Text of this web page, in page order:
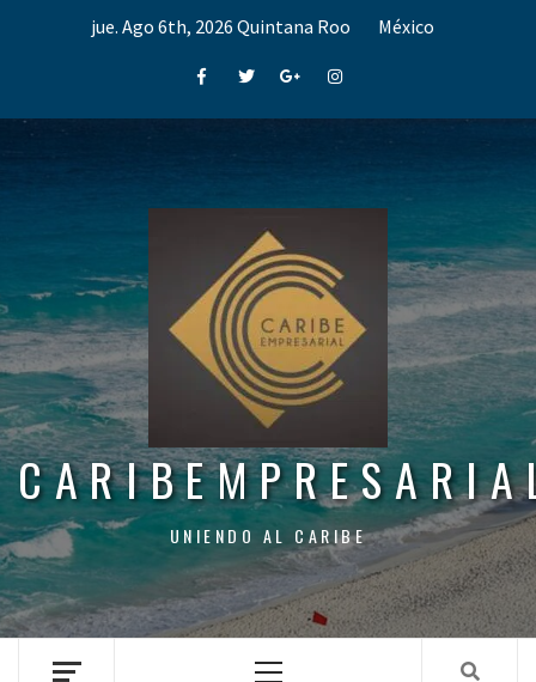
jue. Ago 6th, 2026 Quintana Roo México
FacebookTwitterGoogle+Instagram
UNIENDO AL CARIBE